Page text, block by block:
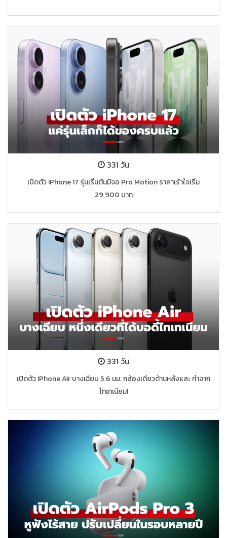
331 วัน
เปิดตัว IPhone 17 รุ่นเริ่มต้นมีจอ Pro Motion ราคาเร้าใจเริ่ม
29,900 บาท
331 วัน
เปิดตัว IPhone Air บางเฉียบ 5.6 มม. กล้องเดียวด้านหลังและ ทำจาก
ไทเทเนียม!